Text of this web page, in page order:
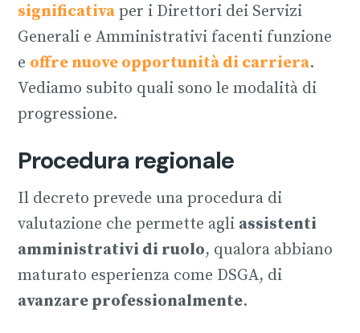
significativa per i Direttori dei Servizi
Generali e Amministrativi facenti funzione
e offre nuove opportunità di carriera.
Vediamo subito quali sono le modalità di
progressione.
Procedura regionale
Il decreto prevede una procedura di
valutazione che permette agli assistenti
amministrativi di ruolo, qualora abbiano
maturato esperienza come DSGA, di
avanzare professionalmente.